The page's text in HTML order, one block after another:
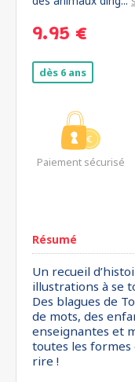
9.95 €
dès 6 ans
Paiement sécurisé
Résumé
Un recueil
illustrations à se
Des blagues de
de mots, des
enseignantes et
toutes les
rire !